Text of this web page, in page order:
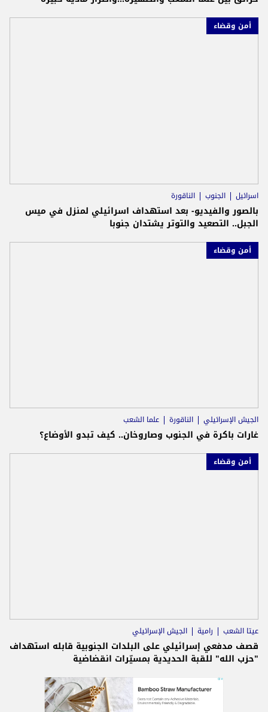
أمن وقضاء
اسرائيل الجنوب الناقورة
بالصور والفيديو- بعد استهداف اسرائيلي لمنزل في ميس
الجبل.. التصعيد والتوتر يشتدان جنوبا
أمن وقضاء
الجيش الإسرائيلي الناقورة علما الشعب
غارات باكرة في الجنوب وصاروخان.. كيف تبدو الأوضاع؟
أمن وقضاء
عيتا الشعب رامية الجيش الإسرائيلي
قصف مدفعي إسرائيلي على البلدات الجنوبية قابله استهداف
"حزب الله" للقبة الحديدية بمسيّرات انقضاضية